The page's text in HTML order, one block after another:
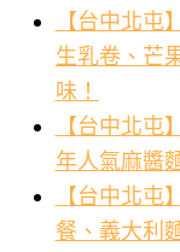
【台中北屯
生乳卷、芒
味！
【台中北
年人氣麻醬
【台中北屯
餐、義大利